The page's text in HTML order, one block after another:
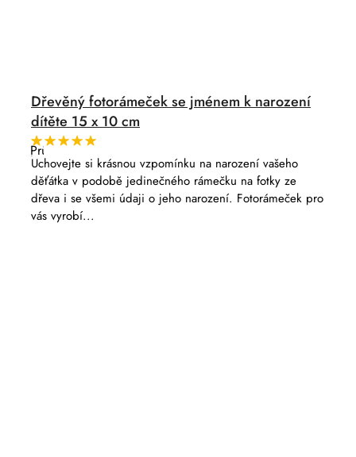
Dřevěný fotorámeček se jménem k narození
dítěte 15 x 10 cm
Průměrné
hodnocení
produktu
je
5,0
z
5
hvězdiček.
Uchovejte si krásnou vzpomínku na narození vašeho
děťátka v podobě jedinečného rámečku na fotky ze
dřeva i se všemi údaji o jeho narození. Fotorámeček pro
vás vyrobí...